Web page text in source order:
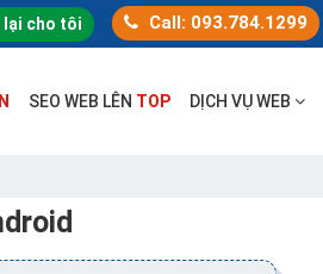
lại cho tôi Call: 093.784.1299
SEO WEB LÊN TOP DỊCH VỤ WEB